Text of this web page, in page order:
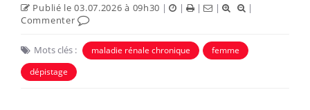
Publié le 03.07.2026 à 09h30 | | | |
|
Commenter
Mots clés : maladie rénale chronique
femme
dépistage